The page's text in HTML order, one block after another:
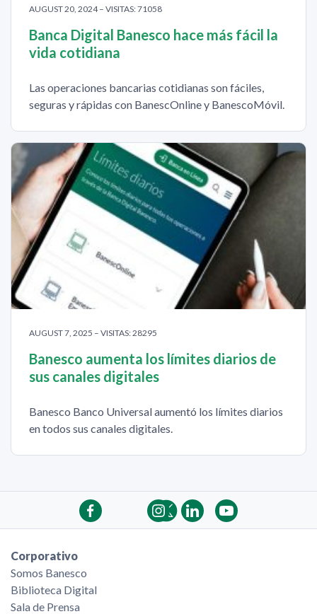
AUGUST 20, 2024 – VISITAS: 71058
Banca Digital Banesco hace más fácil la
vida cotidiana
Las operaciones bancarias cotidianas son fáciles,
seguras y rápidas con BanescOnline y BanescoMóvil.
AUGUST 7, 2025 – VISITAS: 28295
Banesco aumenta los límites diarios de
sus canales digitales
Banesco Banco Universal aumentó los límites diarios
en todos sus canales digitales.
Corporativo
Somos Banesco
Biblioteca Digital
Sala de Prensa